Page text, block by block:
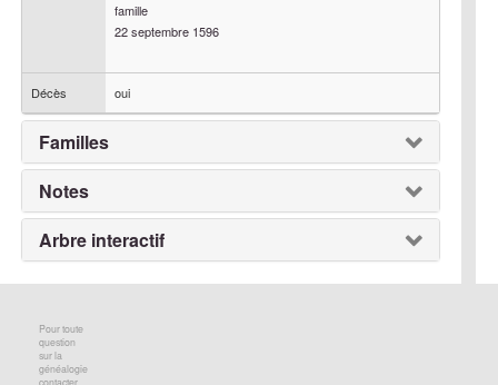
famille
22 septembre 1596
Décès oui
Familles
Notes
Arbre interactif
Pour toute
question
sur la
généalogie